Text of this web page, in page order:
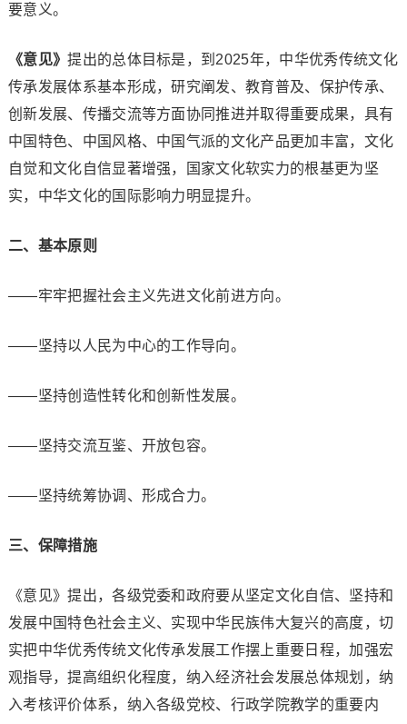
要意义。
《意见》提出的总体目标是，到2025年，中华优秀传统文化
传承发展体系基本形成，研究阐发、教育普及、保护传承、
创新发展、传播交流等方面协同推进并取得重要成果，具有
中国特色、中国风格、中国气派的文化产品更加丰富，文化
自觉和文化自信显著增强，国家文化软实力的根基更为坚
实，中华文化的国际影响力明显提升。
二、基本原则
——牢牢把握社会主义先进文化前进方向。
——坚持以人民为中心的工作导向。
——坚持创造性转化和创新性发展。
——坚持交流互鉴、开放包容。
——坚持统筹协调、形成合力。
三、保障措施
《意见》提出，各级党委和政府要从坚定文化自信、坚持和
发展中国特色社会主义、实现中华民族伟大复兴的高度，切
实把中华优秀传统文化传承发展工作摆上重要日程，加强宏
观指导，提高组织化程度，纳入经济社会发展总体规划，纳
入考核评价体系，纳入各级党校、行政学院教学的重要内